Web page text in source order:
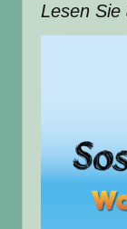
Lesen Sie